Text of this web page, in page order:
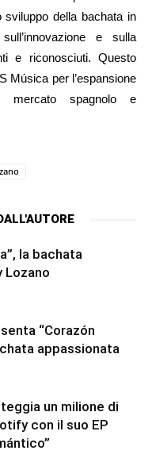
sviluppo della bachata in
e sulla
e riconosciuti. Questo
Música per l’espansione
mercato spagnolo e
la bachata
Lozano
“Corazón
appassionata
un milione di
con il suo EP